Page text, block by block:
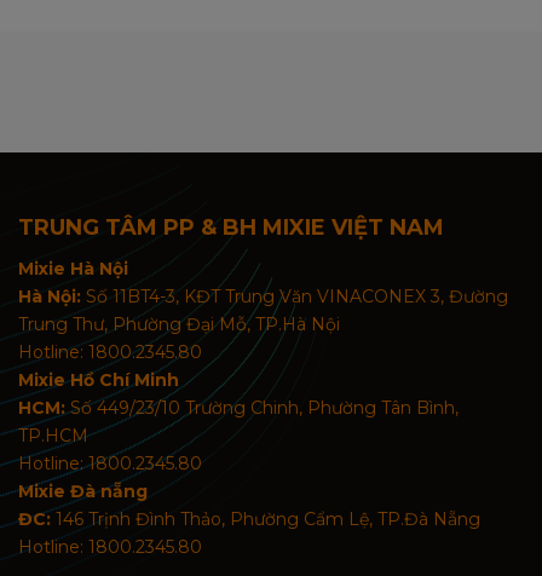
TRUNG TÂM PP & BH MIXIE VIỆT NAM
Mixie Hà Nội
Hà Nội: Số 11BT4-3, KĐT Trung Văn VINACONEX 3, Đường
Trung Thư, Phường Đại Mỗ, TP.Hà Nội
Hotline: 1800.2345.80
Mixie Hồ Chí Minh
HCM:Số 449/23/10 Trường Chinh, Phường Tân Bình,
TP.HCM
Hotline: 1800.2345.80
Mixie Đà nẵng
ĐC: 146 Trịnh Đình Thảo, Phường Cẩm Lệ, TP.Đà Nẵng
Hotline: 1800.2345.80